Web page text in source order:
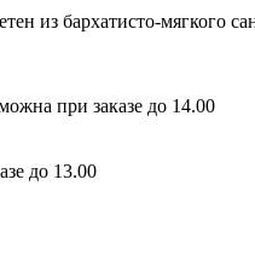
из бархатисто-мягкого
при заказе до 14.00
до 13.00